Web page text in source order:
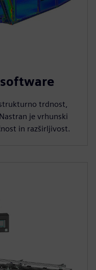
trdnost,
je vrhunski
in razširljivost.